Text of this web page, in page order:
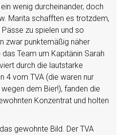
wenig durcheinander, doch
Marita schafften es trotzdem,
zu spielen und so
zwar punktemäßig näher
Team um Kapitänin Sarah
durch die lautstarke
4 vom TVA (die waren nur
dem Bier!), fanden die
Konzentrat und holten
gewohnte Bild. Der TVA